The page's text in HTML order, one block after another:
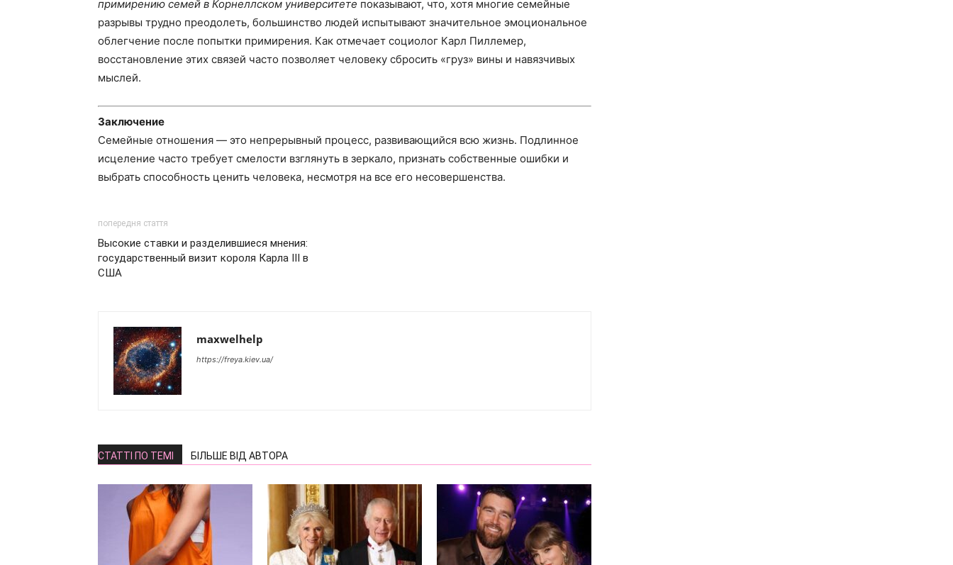
примирению семей в Корнеллском университете показывают, что, хотя многие семейные
разрывы трудно преодолеть, большинство людей испытывают значительное эмоциональное
облегчение после попытки примирения. Как отмечает социолог Карл Пиллемер,
восстановление этих связей часто позволяет человеку сбросить «груз» вины и навязчивых
мыслей.
Заключение
Семейные отношения — это непрерывный процесс, развивающийся всю жизнь. Подлинное
исцеление часто требует смелости взглянуть в зеркало, признать собственные ошибки и
выбрать способность ценить человека, несмотря на все его несовершенства.
попередня стаття
Высокие ставки и разделившиеся мнения:
государственный визит короля Карла III в
США
maxwelhelp
https://freya.kiev.ua/
СТАТТІ ПО ТЕМІ БІЛЬШЕ ВІД АВТОРА